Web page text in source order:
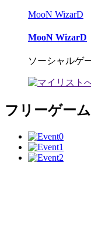
MooN WizarD
MooN WizarD
ソーシャルゲ
フリーゲー